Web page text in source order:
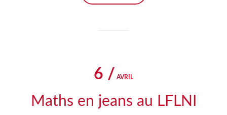
6 / AVRIL
Maths en jeans au LFLNI